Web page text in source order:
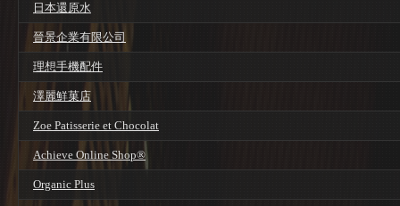
日本還原水
晉景企業有限公司
理想手機配件
澤麗鮮菓店
Zoe Patisserie et Chocolat
Achieve Online Shop®
Organic Plus